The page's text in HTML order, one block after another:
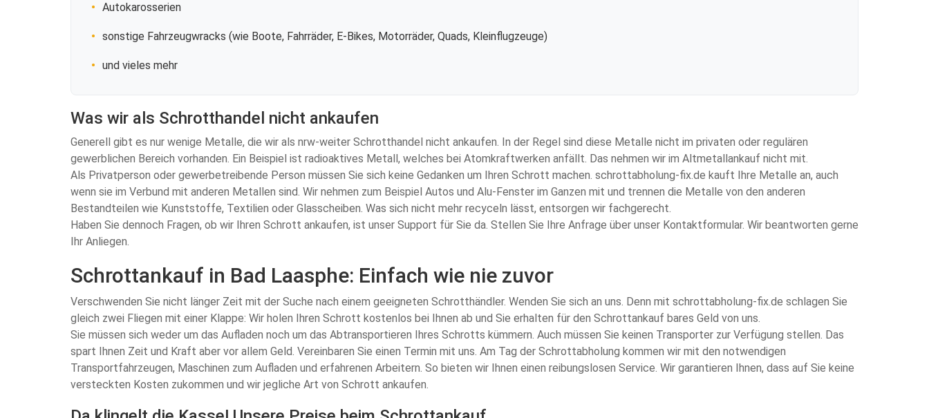
Autokarosserien
sonstige Fahrzeugwracks (wie Boote, Fahrräder, E-Bikes, Motorräder, Quads, Kleinflugzeuge)
und vieles mehr
Was wir als Schrotthandel nicht ankaufen
Generell gibt es nur wenige Metalle, die wir als nrw-weiter Schrotthandel nicht ankaufen. In der Regel sind diese Metalle nicht im privaten oder regulären
gewerblichen Bereich vorhanden. Ein Beispiel ist radioaktives Metall, welches bei Atomkraftwerken anfällt. Das nehmen wir im Altmetallankauf nicht mit.
Als Privatperson oder gewerbetreibende Person müssen Sie sich keine Gedanken um Ihren Schrott machen. schrottabholung-fix.de kauft Ihre Metalle an, auch
wenn sie im Verbund mit anderen Metallen sind. Wir nehmen zum Beispiel Autos und Alu-Fenster im Ganzen mit und trennen die Metalle von den anderen
Bestandteilen wie Kunststoffe, Textilien oder Glasscheiben. Was sich nicht mehr recyceln lässt, entsorgen wir fachgerecht.
Haben Sie dennoch Fragen, ob wir Ihren Schrott ankaufen, ist unser Support für Sie da. Stellen Sie Ihre Anfrage über unser Kontaktformular. Wir beantworten gerne
Ihr Anliegen.
Schrottankauf in Bad Laasphe: Einfach wie nie zuvor
Verschwenden Sie nicht länger Zeit mit der Suche nach einem geeigneten Schrotthändler. Wenden Sie sich an uns. Denn mit schrottabholung-fix.de schlagen Sie
gleich zwei Fliegen mit einer Klappe: Wir holen Ihren Schrott kostenlos bei Ihnen ab und Sie erhalten für den Schrottankauf bares Geld von uns.
Sie müssen sich weder um das Aufladen noch um das Abtransportieren Ihres Schrotts kümmern. Auch müssen Sie keinen Transporter zur Verfügung stellen. Das
spart Ihnen Zeit und Kraft aber vor allem Geld. Vereinbaren Sie einen Termin mit uns. Am Tag der Schrottabholung kommen wir mit den notwendigen
Transportfahrzeugen, Maschinen zum Aufladen und erfahrenen Arbeitern. So bieten wir Ihnen einen reibungslosen Service. Wir garantieren Ihnen, dass auf Sie keine
versteckten Kosten zukommen und wir jegliche Art von Schrott ankaufen.